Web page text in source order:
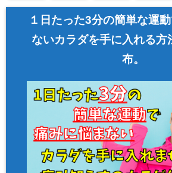
１日たった3分の簡単な運
ないカラダを手に入れる方
布。